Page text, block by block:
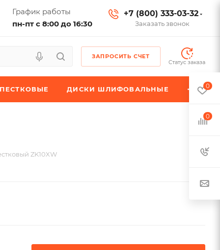
График работы
пн-пт с 8:00 до 16:30
+7 (800) 333-03-32
Заказать звонок
ЗАПРОСИТЬ СЧЕТ
Статус заказа
ДИСКИ ШЛИФОВАЛЬНЫЕ
ZK10XW
0
0